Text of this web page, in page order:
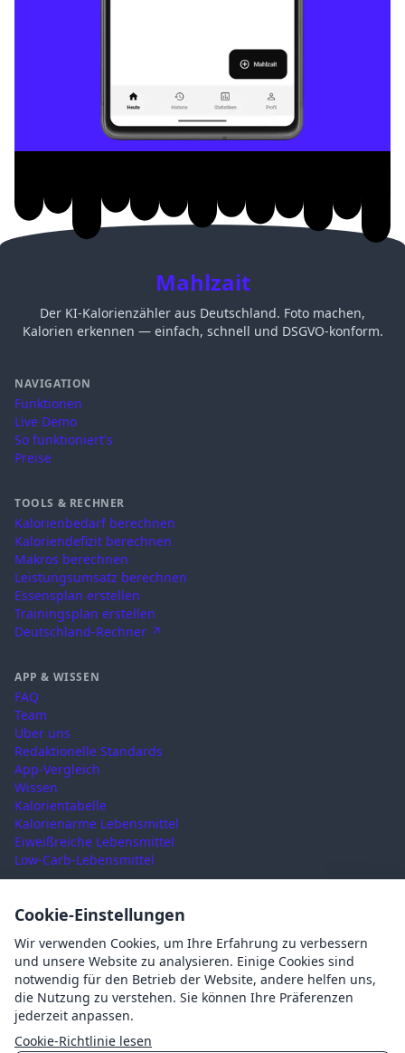
Mahlzait
Der KI-Kalorienzähler aus Deutschland. Foto machen,
Kalorien erkennen — einfach, schnell und DSGVO-konform.
NAVIGATION
Funktionen
Live Demo
So funktioniert's
Preise
TOOLS & RECHNER
Kalorienbedarf berechnen
Kaloriendefizit berechnen
Makros berechnen
Leistungsumsatz berechnen
Essensplan erstellen
Trainingsplan erstellen
Deutschland-Rechner ↗
APP & WISSEN
FAQ
Team
Über uns
Redaktionelle Standards
App-Vergleich
Wissen
Kalorientabelle
Kalorienarme Lebensmittel
Eiweißreiche Lebensmittel
Low-Carb-Lebensmittel
RECHTLICHES
Nutzungsbedingungen
Datenschutz
Impressum
AGB
Cookies
Cookie-Einstellungen
Cookie-Einstellungen
Wir verwenden Cookies, um Ihre Erfahrung zu verbessern
und unsere Website zu analysieren. Einige Cookies sind
notwendig für den Betrieb der Website, andere helfen uns,
die Nutzung zu verstehen. Sie können Ihre Präferenzen
jederzeit anpassen.
Cookie-Richtlinie lesen